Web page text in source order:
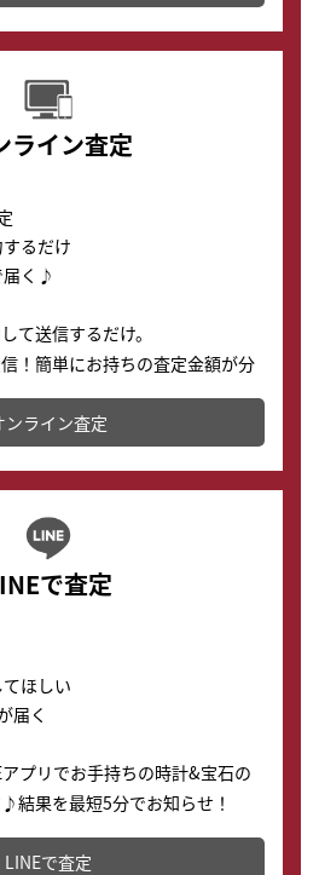
ライン査定
るだけ
届く♪
て送信するだけ。
！簡単にお持ちの査定金額が分
ンライン査定
で査定
ほしい
届く
プリでお手持ちの時計&宝石の
結果を最短5分でお知らせ！
金額を知ることが出来ます。
LINEで査定